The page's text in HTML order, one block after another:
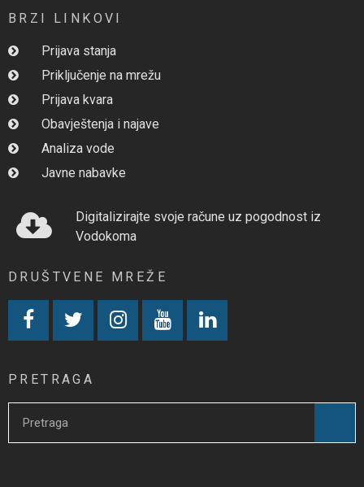
BRZI LINKOVI
Prijava stanja
Priključenje na mrežu
Prijava kvara
Obavještenja i najave
Analiza vode
Javne nabavke
Digitalizirajte svoje račune uz pogodnost iz
Vodokoma
DRUŠTVENE MREŽE
PRETRAGA